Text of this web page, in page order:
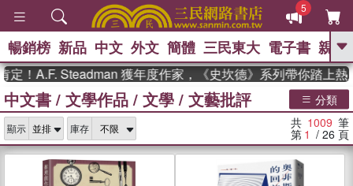
5
GO
熱搜： 東野圭吾 、 高希均教授回憶錄
、 The Odyssey 、 父親節 、 如果歷
國際布克
獎 臺灣漫遊錄 、 方念華 、 台灣的李
數學女孩：黎曼猜想
偉大的迷走神經
暢銷榜 新品 中文 外文 簡體 三民東大 電子書 親子
Steadman 獲年度作家，《史坎德》系列帶你踏上熱血奇幻
中文書 / 文學作品 / 文學 / 文藝批評 分類
顯示 庫存 共 1009 筆
第 1 / 26 頁